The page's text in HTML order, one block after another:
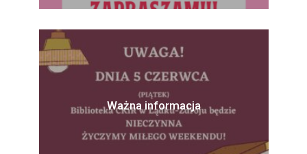
Ważna informacja